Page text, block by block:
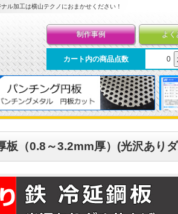
ル加工は横山テクノにおまかせください！
制作事例 よく
カート内の商品点数 0
板（0.8～3.2mm厚）(光沢あり